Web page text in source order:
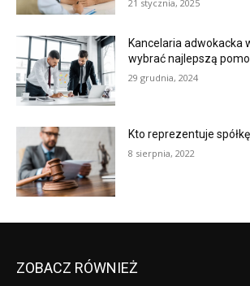
21 stycznia, 2025
Kancelaria adwokacka
wybrać najlepszą
29 grudnia, 2024
Kto reprezentuje
8 sierpnia, 2022
ZOBACZ RÓWNIEŻ